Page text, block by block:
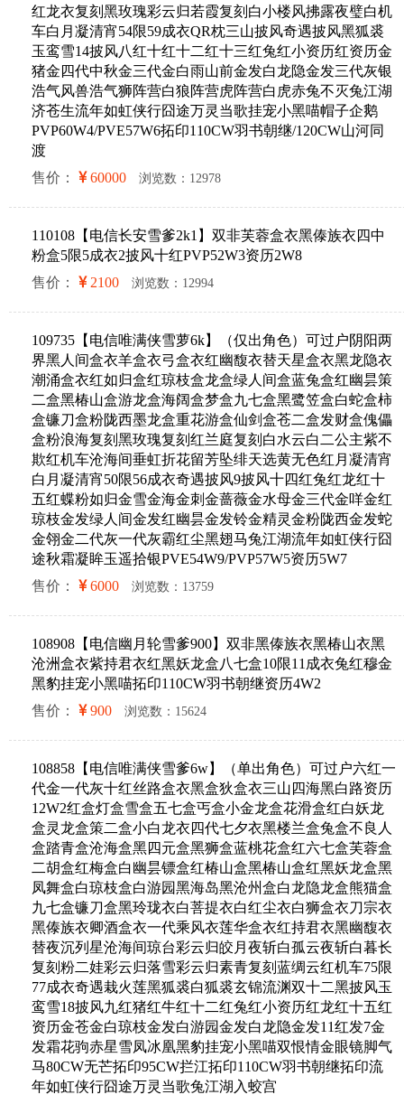
红龙衣复刻黑玫瑰彩云归若霞复刻白小楼风拂露夜璧白机
车白月凝清宵54限59成衣QR枕三山披风奇遇披风黑狐裘
玉鸾雪14披风八红十红十二红十三红兔红小资历红资历金
猪金四代中秋金三代金白雨山前金发白龙隐金发三代灰银
浩气风兽浩气狮阵营白狼阵营虎阵营白虎赤兔不灭兔江湖
济苍生流年如虹侠行囧途万灵当歌挂宠小黑喵帽子企鹅
PVP60W4/PVE57W6拓印110CW羽书朝继/120CW山河同
渡
售价：
60000 浏览数：12978
110108【电信长安雪爹2k1】双非芙蓉盒衣黑傣族衣四中
粉盒5限5成衣2披风十红PVP52W3资历2W8
售价：
2100 浏览数：12994
109735【电信唯满侠雪萝6k】（仅出角色）可过户阴阳两
界黑人间盒衣羊盒衣弓盒衣红幽馥衣替天星盒衣黑龙隐衣
潮涌盒衣红如归盒红琼枝盒龙盒绿人间盒蓝兔盒红幽昙策
二盒黑椿山盒游龙盒海阔盒梦盒九七盒黑鹭笠盒白蛇盒柿
盒镰刀盒粉陇西墨龙盒重花游盒仙剑盒苍二盒发财盒傀儡
盒粉浪海复刻黑玫瑰复刻红兰庭复刻白水云白二公主紫不
欺红机车沧海间垂虹折花留芳坠绯天选黄无色红月凝清宵
白月凝清宵50限56成衣奇遇披风9披风十四红兔红龙红十
五红蝶粉如归金雪金海金刺金蔷薇金水母金三代金咩金红
琼枝金发绿人间金发红幽昙金发铃金精灵金粉陇西金发蛇
金翎金二代灰一代灰霸红尘黑翅马兔江湖流年如虹侠行囧
途秋霜凝眸玉遥拾银PVE54W9/PVP57W5资历5W7
售价：
6000 浏览数：13759
108908【电信幽月轮雪爹900】双非黑傣族衣黑椿山衣黑
沧洲盒衣紫持君衣红黑妖龙盒八七盒10限11成衣兔红穆金
黑豹挂宠小黑喵拓印110CW羽书朝继资历4W2
售价：
900 浏览数：15624
108858【电信唯满侠雪爹6w】（单出角色）可过户六红一
代金一代灰十红丝路盒衣黑盒狄盒衣三山四海黑白路资历
12W2红盒灯盒雪盒五七盒丐盒小金龙盒花滑盒红白妖龙
盒灵龙盒策二盒小白龙衣四代七夕衣黑楼兰盒兔盒不良人
盒踏青盒沧海盒黑四元盒黑狮盒蓝桃花盒红六七盒芙蓉盒
二胡盒红梅盒白幽昙镖盒红椿山盒黑椿山盒红黑妖龙盒黑
凤舞盒白琼枝盒白游园黑海岛黑沧州盒白龙隐龙盒熊猫盒
九七盒镰刀盒黑玲珑衣白菩提衣白红尘衣白狮盒衣刀宗衣
黑傣族衣卿酒盒衣一代乘风衣莲华盒衣红持君衣黑幽馥衣
替夜沉列星沧海间琼台彩云归皎月夜斩白孤云夜斩白暮长
复刻粉二娃彩云归落雪彩云归素青复刻蓝绸云红机车75限
77成衣奇遇栽火莲黑狐裘白狐裘玄锦流渊双十二黑披风玉
鸾雪18披风九红猪红牛红十二红兔红小资历红龙红十五红
资历金苍金白琼枝金发白游园金发白龙隐金发11红发7金
发霜花驹赤星雪凤冰凰黑豹挂宠小黑喵双恨情金眼镜脚气
马80CW无芒拓印95CW拦江拓印110CW羽书朝继拓印流
年如虹侠行囧途万灵当歌兔江湖入蛟宫